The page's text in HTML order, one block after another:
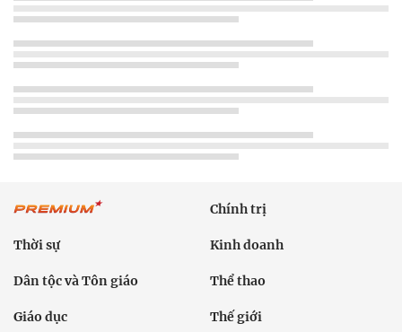
Chính trị
Thời sự Kinh doanh
Dân tộc và Tôn giáo Thể thao
Giáo dục Thế giới